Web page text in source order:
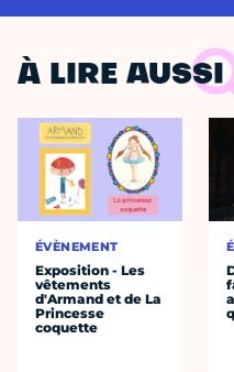
À LIRE AUSSI
ÉVÈNEMENT
Exposition - Les
vêtements
d'Armand et de La
Princesse
coquette